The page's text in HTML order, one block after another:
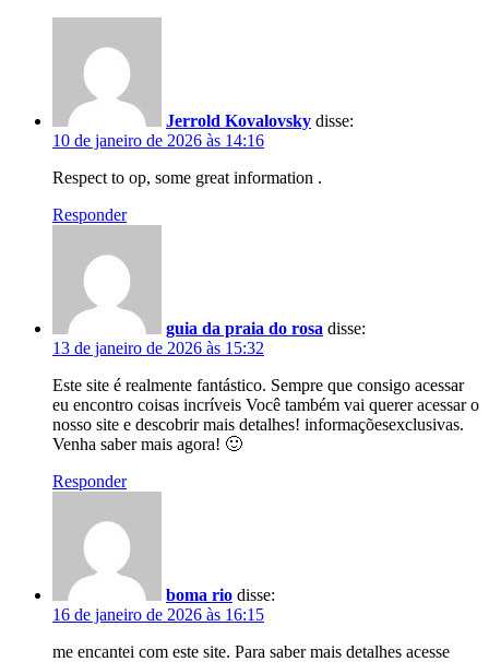
Jerrold Kovalovsky disse:
10 de janeiro de 2026 às 14:16
Respect to op, some great information .
Responder
guia da praia do rosa disse:
13 de janeiro de 2026 às 15:32
Este site é realmente fantástico. Sempre que consigo acessar
eu encontro coisas incríveis Você também vai querer acessar o
nosso site e descobrir mais detalhes! informaçõesexclusivas.
Venha saber mais agora! 🙂
Responder
boma rio disse:
16 de janeiro de 2026 às 16:15
me encantei com este site. Para saber mais detalhes acesse